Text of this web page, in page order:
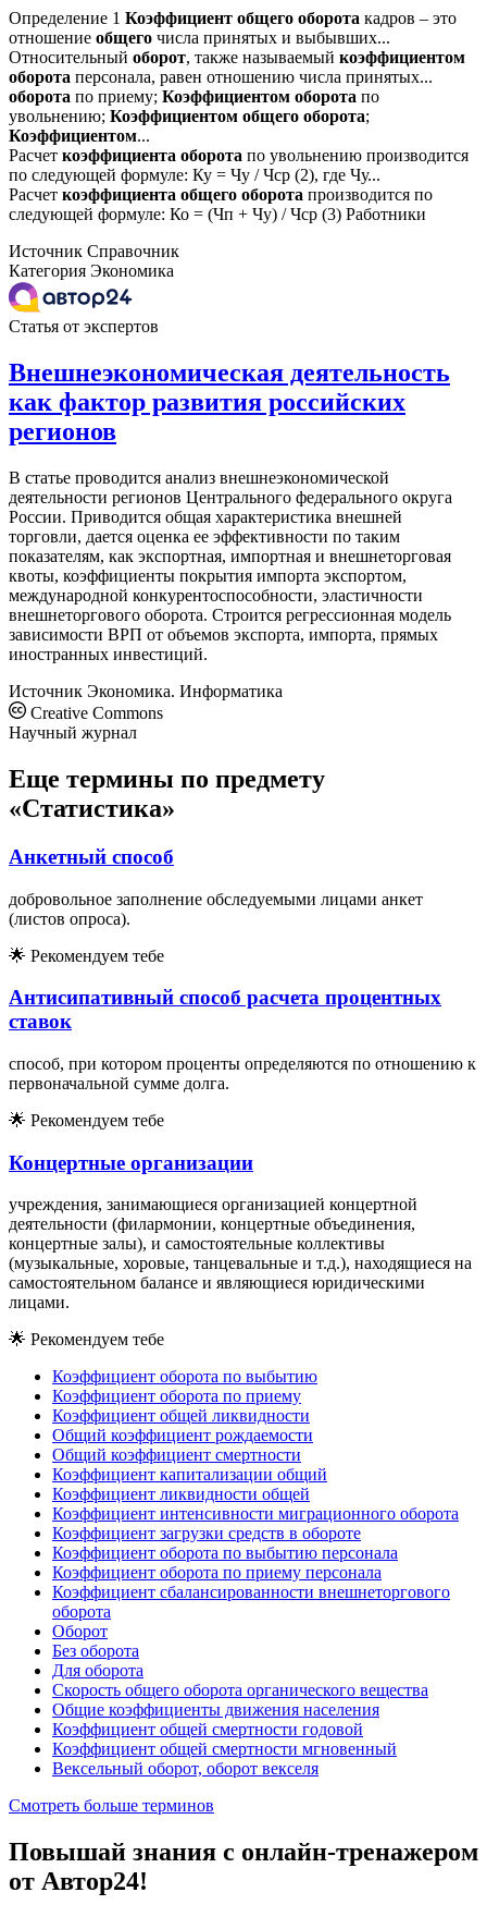
Определение 1 Коэффициент общего оборота кадров – это
отношение общего числа принятых и выбывших...
Относительный оборот, также называемый коэффициентом
оборота персонала, равен отношению числа принятых...
оборота по приему; Коэффициентом оборота по
увольнению; Коэффициентом общего оборота;
Коэффициентом...
Расчет коэффициента оборота по увольнению производится
по следующей формуле: Ку = Чу / Чср (2), где Чу...
Расчет коэффициента общего оборота производится по
следующей формуле: Ко = (Чп + Чу) / Чср (3) Работники
Источник Справочник
Категория Экономика
Статья от экспертов
Внешнеэкономическая деятельность
как фактор развития российских
регионов
В статье проводится анализ внешнеэкономической
деятельности регионов Центрального федерального округа
России. Приводится общая характеристика внешней
торговли, дается оценка ее эффективности по таким
показателям, как экспортная, импортная и внешнеторговая
квоты, коэффициенты покрытия импорта экспортом,
международной конкурентоспособности, эластичности
внешнеторгового оборота. Строится регрессионная модель
зависимости ВРП от объемов экспорта, импорта, прямых
иностранных инвестиций.
Источник Экономика. Информатика
Creative Commons
Научный журнал
Еще термины по предмету
«Статистика»
Анкетный способ
добровольное заполнение обследуемыми лицами анкет
(листов опроса).
🌟 Рекомендуем тебе
Антисипативный способ расчета процентных
ставок
способ, при котором проценты определяются по отношению к
первоначальной сумме долга.
🌟 Рекомендуем тебе
Концертные организации
учреждения, занимающиеся организацией концертной
деятельности (филармонии, концертные объединения,
концертные залы), и самостоятельные коллективы
(музыкальные, хоровые, танцевальные и т.д.), находящиеся на
самостоятельном балансе и являющиеся юридическими
лицами.
🌟 Рекомендуем тебе
Коэффициент оборота по выбытию
Коэффициент оборота по приему
Коэффициент общей ликвидности
Общий коэффициент рождаемости
Общий коэффициент смертности
Коэффициент капитализации общий
Коэффициент ликвидности общей
Коэффициент интенсивности миграционного оборота
Коэффициент загрузки средств в обороте
Коэффициент оборота по выбытию персонала
Коэффициент оборота по приему персонала
Коэффициент сбалансированности внешнеторгового
оборота
Оборот
Без оборота
Для оборота
Скорость общего оборота органического вещества
Общие коэффициенты движения населения
Коэффициент общей смертности годовой
Коэффициент общей смертности мгновенный
Вексельный оборот, оборот векселя
Смотреть больше терминов
Повышай знания с онлайн-тренажером
от Автор24!